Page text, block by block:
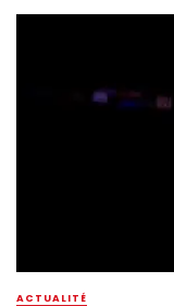
ACTUALITÉ